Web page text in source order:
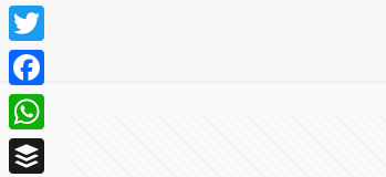
LinkedIn
Twitter
Facebook
WhatsApp